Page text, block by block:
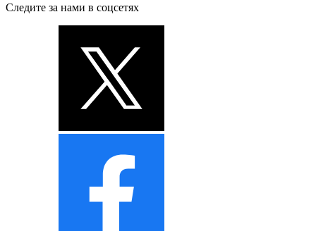
Следите за нами в соцсетях